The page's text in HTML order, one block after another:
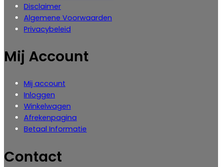
Disclaimer
Algemene Voorwaarden
Privacybeleid
Mij Account
Mij account
Inloggen
‎Winkelwagen
Afrekenpagina
Betaal Informatie
Contact